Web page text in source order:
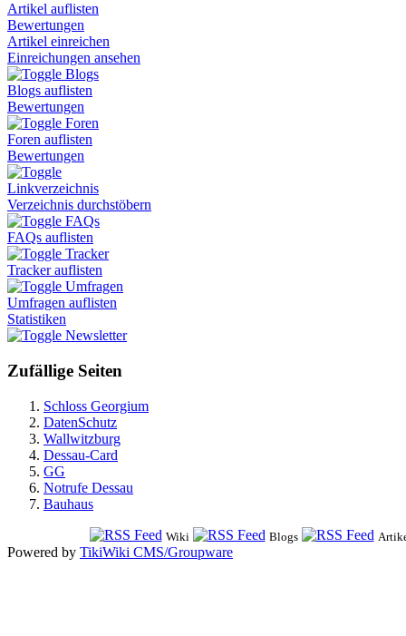
Artikel auflisten
Bewertungen
Artikel einreichen
Einreichungen ansehen
Blogs
Blogs auflisten
Bewertungen
Foren
Foren auflisten
Bewertungen
Linkverzeichnis
Verzeichnis durchstöbern
FAQs
FAQs auflisten
Tracker
Tracker auflisten
Umfragen
Umfragen auflisten
Statistiken
Newsletter
Zufällige Seiten
Schloss Georgium
DatenSchutz
Wallwitzburg
Dessau-Card
GG
Notrufe Dessau
Bauhaus
Wiki Blogs
Powered by TikiWiki CMS/Groupware